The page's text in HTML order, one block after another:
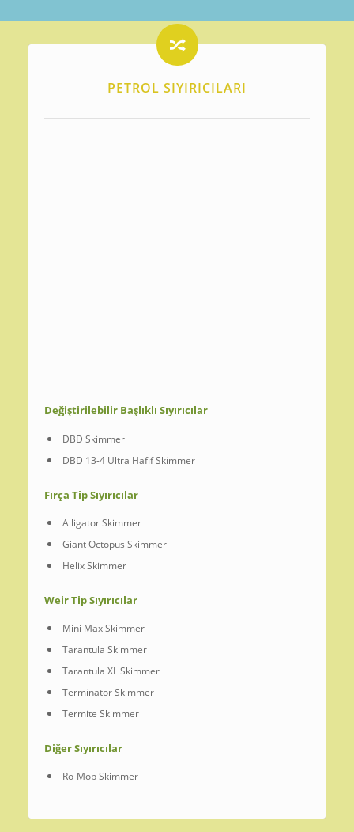
PETROL SIYIRICILARI
Değiştirilebilir Başlıklı Sıyırıcılar
DBD Skimmer
DBD 13-4 Ultra Hafif Skimmer
Fırça Tip Sıyırıcılar
Alligator Skimmer
Giant Octopus Skimmer
Helix Skimmer
Weir Tip Sıyırıcılar
Mini Max Skimmer
Tarantula Skimmer
Tarantula XL Skimmer
Terminator Skimmer
Termite Skimmer
Diğer Sıyırıcılar
Ro-Mop Skimmer